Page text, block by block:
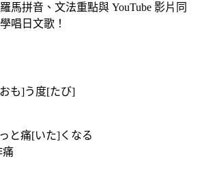
馬拼音、文法重點與 YouTube 影片同
唱日文歌！
も]う度[たび]
と痛[いた]くなる
痛